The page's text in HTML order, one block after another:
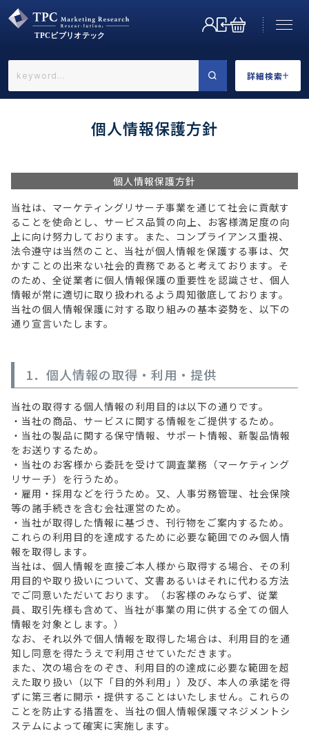
詳細検索
←戻る
業界で選ぶ
カテゴリで選ぶ
調査の種類で選ぶ
リセット 検索する
個人情報保護方針
個人情報保護方針
当社は、マーケティングリサーチ事業を通じて社会に貢献す
ることを使命とし、サービス品質の向上、お客様満足度の向
上に向け努力しております。また、コンプライアンス重視、
法令遵守は当然のこと、当社が個人情報を保護する事は、欠
かすことの出来ない社会的責務であると考えております。そ
のため、全従業者に個人情報保護の重要性を認識させ、個人
情報が常に適切に取り扱われるよう周知徹底しております。
当社の個人情報保護に対する取り組みの基本姿勢を、以下の
通り宣言いたします。
1．個人情報の取得・利用・提供
当社の取得する個人情報の利用目的は以下の通りです。
・当社の商品、サービスに関する情報をご提供するため。
・当社の製品に関する保守情報、サポート情報、新製品情報
をお送りするため。
・当社のお客様から委託を受けて調査業務（マーケティング
リサーチ）を行うため。
・雇用・採用などを行うため。又、人事労務管理、社会保険
等の諸手続きを含む会社運営のため。
・当社が取得した情報に基づき、刊行物をご案内するため。
これらの利用目的を達成するために必要な範囲でのみ個人情
報を取得します。
当社は、個人情報を直接ご本人様から取得する場合、その利
用目的や取り扱いについて、文書あるいはそれに代わる方法
でご同意いただいております。（お客様のみならず、従業
員、取引先様も含めて、当社が事業の用に供する全ての個人
情報を対象とします。）
なお、それ以外で個人情報を取得した場合は、利用目的を通
知し同意を得たうえで利用させていただきます。
また、次の場合をのぞき、利用目的の達成に必要な範囲を超
えた取り扱い（以下「目的外利用」）及び、本人の承諾を得
ずに第三者に開示・提供することはいたしません。これらの
ことを防止する措置を、当社の個人情報保護マネジメントシ
ステムによって確実に実施します。